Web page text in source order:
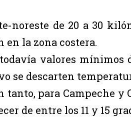
noreste de 20 a 30
en la zona costera.
valores mínimos
se descarten
tanto, para Campeche y
de entre los 11 y 15